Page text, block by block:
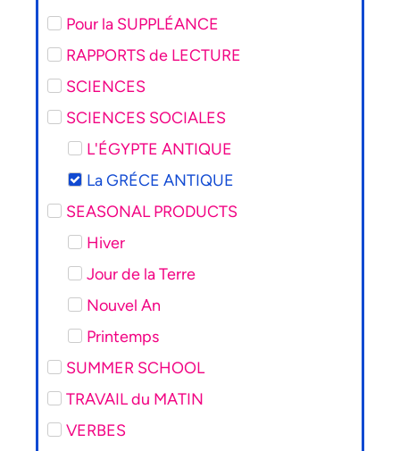
Pour la SUPPLÉANCE
RAPPORTS de LECTURE
SCIENCES
SCIENCES SOCIALES
L'ÉGYPTE ANTIQUE
La GRÉCE ANTIQUE
SEASONAL PRODUCTS
Hiver
Jour de la Terre
Nouvel An
Printemps
SUMMER SCHOOL
TRAVAIL du MATIN
VERBES